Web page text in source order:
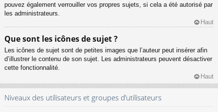
pouvez également verrouiller vos propres sujets, si cela a été autorisé par
les administrateurs.
Haut
Que sont les icônes de sujet ?
Les icônes de sujet sont de petites images que l’auteur peut insérer afin
d’illustrer le contenu de son sujet. Les administrateurs peuvent désactiver
cette fonctionnalité.
Haut
Niveaux des utilisateurs et groupes d’utilisateurs